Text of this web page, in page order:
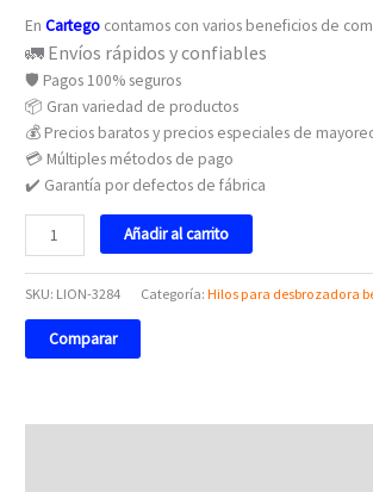
EnCartego contamos con varios beneficios de
🚛 Envíos rápidos y confiables
🛡️ Pagos 100% seguros
📦 Gran variedad de productos
💰 Precios baratos y precios especiales de
💳 Múltiples métodos de pago
✔️ Garantía por defectos de fábrica
Añadir al carrito
SKU: LION-3284 Categoría:Hilos para desbrozadora
Comparar